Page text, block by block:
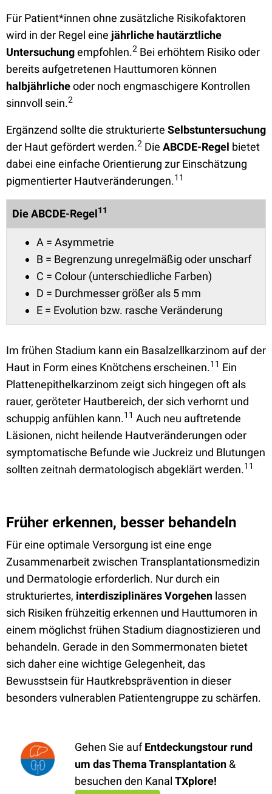
Für Patient*innen ohne zusätzliche Risikofaktoren
wird in der Regel eine jährliche hautärztliche
Untersuchungempfohlen.2 Bei erhöhtem Risiko oder
bereits aufgetretenen Hauttumoren können
halbjährlicheoder noch engmaschigere Kontrollen
sinnvoll sein.2
Ergänzend sollte die strukturierte Selbstuntersuchung
der Haut gefördert werden.2 Die ABCDE-Regel bietet
dabei eine einfache Orientierung zur Einschätzung
pigmentierter Hautveränderungen.11
Die ABCDE-Regel11
A = Asymmetrie
B = Begrenzung unregelmäßig oder unscharf
C = Colour (unterschiedliche Farben)
D = Durchmesser größer als 5 mm
E = Evolution bzw. rasche Veränderung
Im frühen Stadium kann ein Basalzellkarzinom auf der
Haut in Form eines Knötchens erscheinen.11 Ein
Plattenepithelkarzinom zeigt sich hingegen oft als
rauer, geröteter Hautbereich, der sich verhornt und
schuppig anfühlen kann.11 Auch neu auftretende
Läsionen, nicht heilende Hautveränderungen oder
symptomatische Befunde wie Juckreiz und Blutungen
sollten zeitnah dermatologisch abgeklärt werden.11
Früher erkennen, besser behandeln
Für eine optimale Versorgung ist eine enge
Zusammenarbeit zwischen Transplantationsmedizin
und Dermatologie erforderlich. Nur durch ein
strukturiertes, interdisziplinäres Vorgehen lassen
sich Risiken frühzeitig erkennen und Hauttumoren in
einem möglichst frühen Stadium diagnostizieren und
behandeln. Gerade in den Sommermonaten bietet
sich daher eine wichtige Gelegenheit, das
Bewusstsein für Hautkrebsprävention in dieser
besonders vulnerablen Patientengruppe zu schärfen.
Gehen Sie aufEntdeckungstour rund
um das Thema Transplantation &
besuchen den Kanal TXplore!